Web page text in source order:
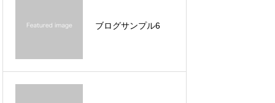
ブログサンプル6
ブログサンプル6